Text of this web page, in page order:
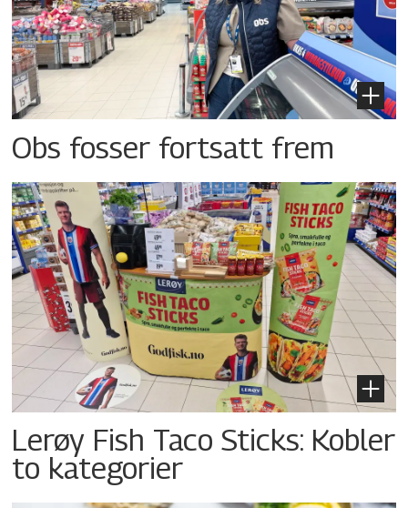
Obs fosser fortsatt frem
Lerøy Fish Taco Sticks: Kobler
to kategorier